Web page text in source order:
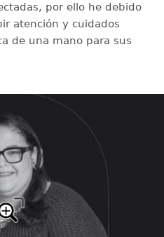
por ello he debido
atención y cuidados
de una mano para sus